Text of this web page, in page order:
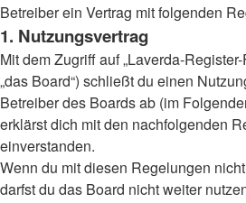
Betreiber ein Vertrag mit folgenden
1. Nutzungsvertrag
Mit dem Zugriff auf „Laverda-
„das Board“) schließt du einen
Betreiber des Boards ab (im
erklärst dich mit den nachfolgenden
einverstanden.
Wenn du mit diesen Regelungen
darfst du das Board nicht weiter